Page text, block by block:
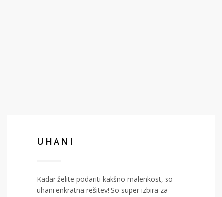
UHANI
Kadar želite podariti kakšno malenkost, so
uhani enkratna rešitev! So super izbira za